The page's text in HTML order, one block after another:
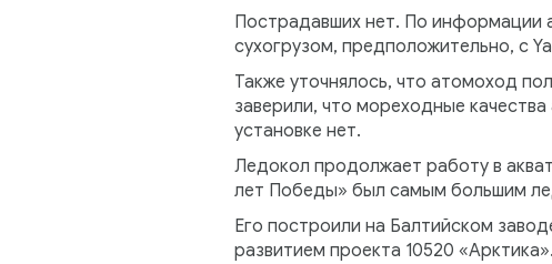
Пострадавших нет. По информации
сухогрузом, предположительно, с
Также уточнялось, что атомоход
заверили, что мореходные
установке нет.
Ледокол продолжает работу в
лет Победы» был самым большим
Его построили на Балтийском
развитием проекта 10520 «Арктика».